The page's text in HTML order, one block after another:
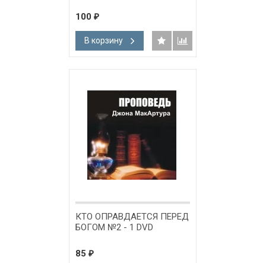
100 ₽
В корзину
КТО ОПРАВДАЕТСЯ ПЕРЕД
БОГОМ №2 - 1 DVD
85 ₽